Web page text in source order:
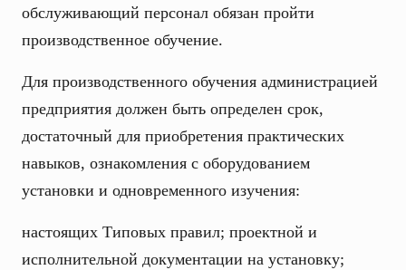
обслуживающий персонал обязан пройти
производственное обучение.
Для производственного обучения администрацией
предприятия должен быть определен срок,
достаточный для приобретения практических
навыков, ознакомления с оборудованием
установки и одновременного изучения:
настоящих Типовых правил; проектной и
исполнительной документации на установку;